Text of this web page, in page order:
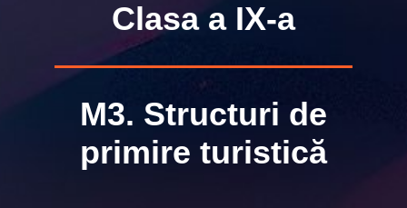
Clasa a IX-a
M3. Structuri de
primire turistică